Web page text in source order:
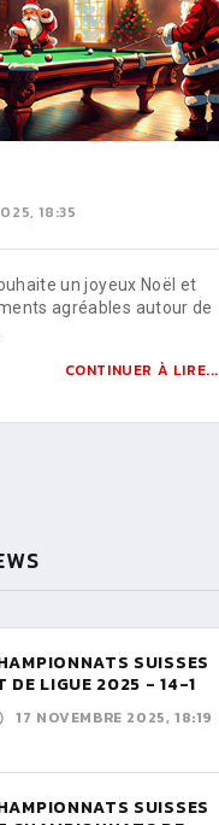
18:35
un joyeux Noël et
agréables autour de
CONTINUER À LIRE...
SUISSES
DE LIGUE 2025 - 14-1
17 NOVEMBRE 2025, 18:19
SUISSES